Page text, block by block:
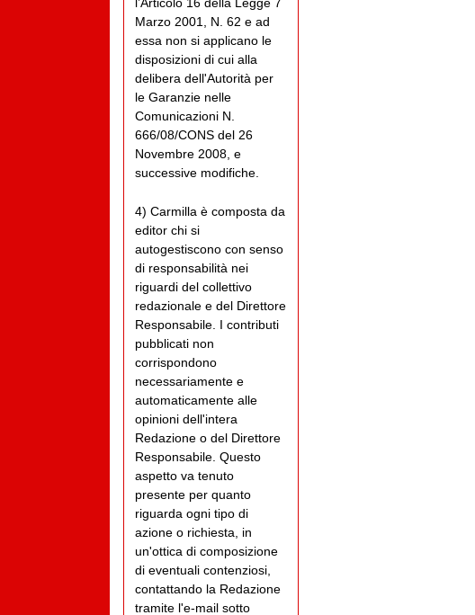
Marzo 2001, N. 62 e ad
essa non si applicano le
disposizioni di cui alla
delibera dell'Autorità per
le Garanzie nelle
Comunicazioni N.
666/08/CONS del 26
Novembre 2008, e
successive modifiche.
4) Carmilla è composta da
editor chi si
autogestiscono con senso
di responsabilità nei
riguardi del collettivo
redazionale e del Direttore
Responsabile. I contributi
pubblicati non
corrispondono
necessariamente e
automaticamente alle
opinioni dell'intera
Redazione o del Direttore
Responsabile. Questo
aspetto va tenuto
presente per quanto
riguarda ogni tipo di
azione o richiesta, in
un'ottica di composizione
di eventuali contenziosi,
contattando la Redazione
tramite l'e-mail sotto